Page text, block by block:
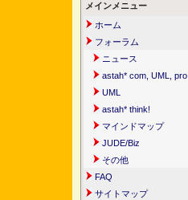
メインメニュー
ホーム
フォーラム
ニュース
astah* com, UML, pro
UML
astah* think!
マインドマップ
JUDE/Biz
その他
FAQ
サイトマップ